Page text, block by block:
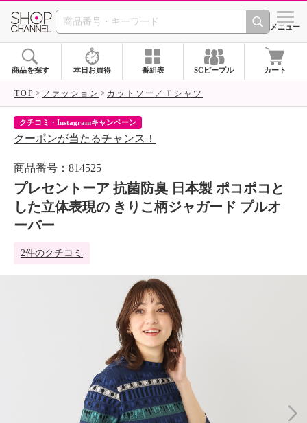
SHOP CHANNEL シメニュー
商品を探す 本日お買得 番組表 SCピープル カート
TOP ファッション カットソー／Ｔシャツ
クチコミ・Instagramキャンペーン
クーポンが当たるチャンス！
商品番号：814525
プレセントーア 抗菌防臭 日本製 ポコポコと
した立体表現の きりこ柄ジャガード プルオ
ーバー
2件のクチコミ